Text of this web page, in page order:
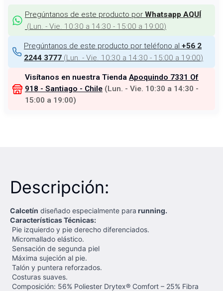
Pregúntanos de este producto por Whatsapp AQUÍ
(Lun. - Vie. 10:30 a 14:30 - 15:00 a 19:00)
Pregúntanos de este producto por teléfono al +56 2
2244 3777 (Lun. - Vie. 10:30 a 14:30 - 15:00 a 19:00)
Visítanos en nuestra Tienda Apoquindo 7331 Of
918 - Santiago - Chile (Lun. - Vie. 10:30 a 14:30 -
15:00 a 19:00)
Descripción:
Calcetín diseñado especialmente para running.
Características Técnicas:
Pie izquierdo y pie derecho diferenciados.
Micromallado elástico.
Sensación de segunda piel
Máxima sujeción al pie.
Talón y puntera reforzados.
Costuras suaves.
Composición: 56% Poliester Drytex® Comfort – 25% Fibra